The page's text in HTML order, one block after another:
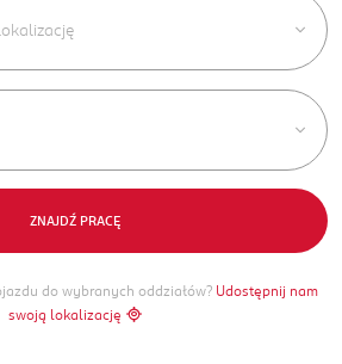
ZNAJDŹ PRACĘ
do wybranych oddziałów? Udostępnij nam
swoją lokalizację